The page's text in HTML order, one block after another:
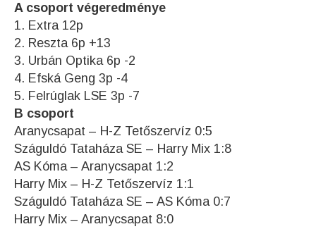
A csoport végeredménye
1. Extra 12p
2. Reszta 6p +13
3. Urbán Optika 6p -2
4. Efská Geng 3p -4
5. Felrúglak LSE 3p -7
B csoport
Aranycsapat – H-Z Tetőszervíz 0:5
Száguldó Tataháza SE – Harry Mix 1:8
AS Kóma – Aranycsapat 1:2
Harry Mix – H-Z Tetőszervíz 1:1
Száguldó Tataháza SE – AS Kóma 0:7
Harry Mix – Aranycsapat 8:0